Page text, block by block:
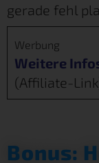
gerade fehl
Werbung
Weitere
(Affiliate-
Bonus: